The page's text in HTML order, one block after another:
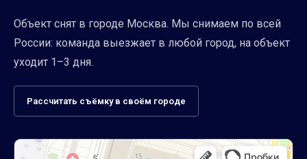
Объект снят в городе Москва. Мы снимаем по всей
России: команда выезжает в любой город, на объект
уходит 1–3 дня.
Рассчитать съёмку в своём городе